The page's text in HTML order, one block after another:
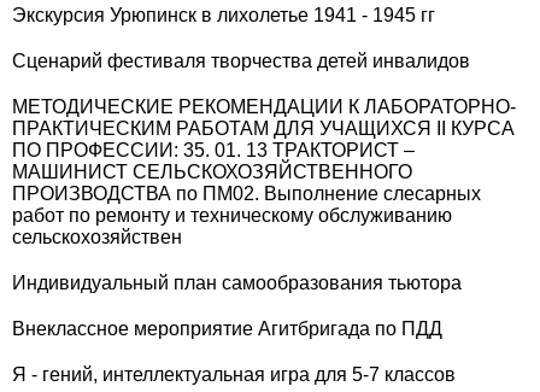
Экскурсия Урюпинск в лихолетье 1941 - 1945 гг
Сценарий фестиваля творчества детей инвалидов
МЕТОДИЧЕСКИЕ РЕКОМЕНДАЦИИ К ЛАБОРАТОРНО-
ПРАКТИЧЕСКИМ РАБОТАМ ДЛЯ УЧАЩИХСЯ II КУРСА
ПО ПРОФЕССИИ: 35. 01. 13 ТРАКТОРИСТ –
МАШИНИСТ СЕЛЬСКОХОЗЯЙСТВЕННОГО
ПРОИЗВОДСТВА по ПМ02. Выполнение слесарных
работ по ремонту и техническому обслуживанию
сельскохозяйствен
Индивидуальный план самообразования тьютора
Внеклассное мероприятие Агитбригада по ПДД
Я - гений, интеллектуальная игра для 5-7 классов